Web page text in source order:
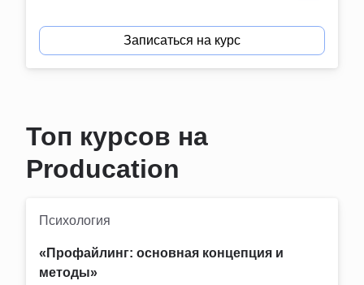
Записаться на курс
Топ курсов на
Producation
Психология
«Профайлинг: основная концепция и
методы»